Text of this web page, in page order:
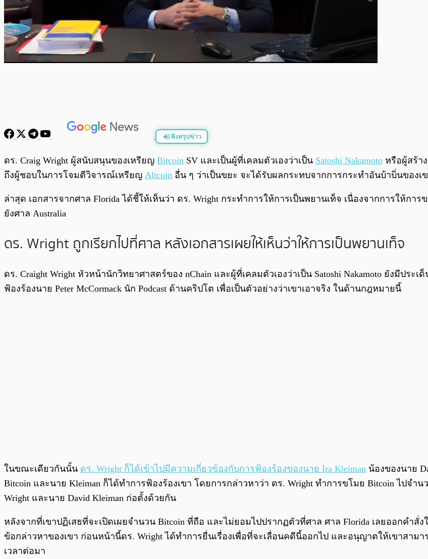
ฟังสรุปข่าว
พร้อมเล่น
ดร. Craig Wright ผู้สนับสนุนของเหรียญ Bitcoin SV และเป็นผู้ที่เคลมตัวเองว่าเป็น Satoshi Nakamoto หรือผู้สร้า
ถึงผู้ชอบในการโจมตีวิจารณ์เหรียญ Altcoin อื่น ๆ ว่าเป็นขยะ จะได้รับผลกระทบจากการกระทำอันบ้าบิ่นของเ
ล่าสุด เอกสารจากศาล Florida ได้ชี้ให้เห็นว่า ดร. Wright กระทำการให้การเป็นพยานเท็จ เนื่องจากการให้ก
ยังศาล Australia
ดร. Wright ถูกเรียกไปที่ศาล หลังเอกสารเผยให้เห็นว่าให้การเป็นพยานเท็จ
ดร. Craight Wright หัวหน้านักวิทยาศาสตร์ของ nChain และผู้ที่เคลมตัวเองว่าเป็น Satoshi Nakamoto ยังมีปร
ฟ้องร้องนาย Peter McCormack นัก Podcast ด้านคริปโต เพื่อเป็นตัวอย่างว่าเขาเอาจริง ในด้านกฎหมายนี้
ในขณะเดียวกันนั้น ดร. Wright ก็ได้เข้าไปมีความเกี่ยวข้องกับการฟ้องร้องของนาย Ira Kleiman น้องของนาย
Bitcoin และนาย Kleiman ก็ได้ทำการฟ้องร้องเขา โดยการกล่าวหาว่า ดร. Wright ทำการขโมย Bitcoin ไปจำน
Wright และนาย David Kleiman ก่อตั้งด้วยกัน
หลังจากที่เขาปฏิเสธที่จะเปิดเผยจำนวน Bitcoin ที่ถือ และไม่ยอมไปปรากฏตัวที่ศาล ศาล Florida เลยออกคำสั่
ข้อกล่าวหาของเขา ก่อนหน้านี้ดร. Wright ได้ทำการยื่นเรื่องเพื่อที่จะเลื่อนคดีนี้ออกไป และอนุญาตให้เขาสาม
เวลาต่อมา